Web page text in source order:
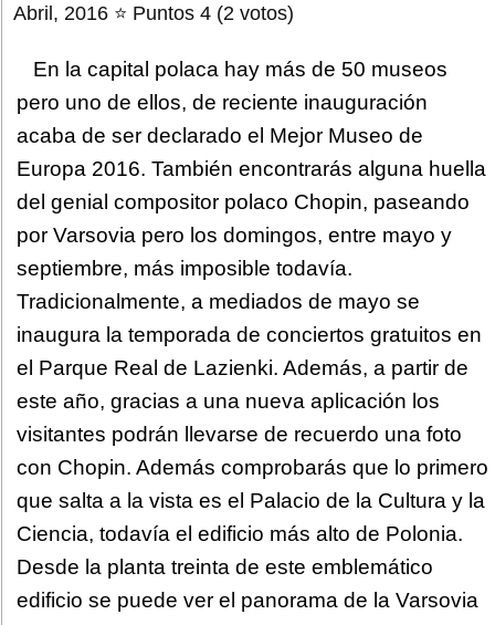
Abril, 2016 ⭐ Puntos 4 (2 votos)
En la capital polaca hay más de 50 museos
pero uno de ellos, de reciente inauguración
acaba de ser declarado el Mejor Museo de
Europa 2016. También encontrarás alguna huella
del genial compositor polaco Chopin, paseando
por Varsovia pero los domingos, entre mayo y
septiembre, más imposible todavía.
Tradicionalmente, a mediados de mayo se
inaugura la temporada de conciertos gratuitos en
el Parque Real de Lazienki. Además, a partir de
este año, gracias a una nueva aplicación los
visitantes podrán llevarse de recuerdo una foto
con Chopin. Además comprobarás que lo primero
que salta a la vista es el Palacio de la Cultura y la
Ciencia, todavía el edificio más alto de Polonia.
Desde la planta treinta de este emblemático
edificio se puede ver el panorama de la Varsovia